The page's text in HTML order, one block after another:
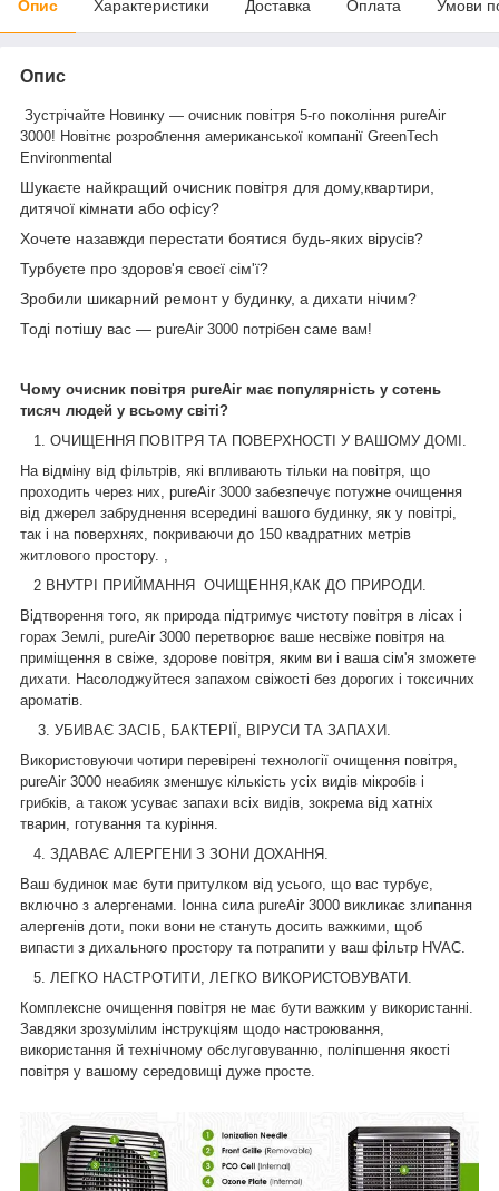
Опис Характеристики Доставка Оплата Умови
Опис
Зустрічайте Новинку — очисник повітря 5-го покоління pureAir
3000! Новітнє розроблення американської компанії GreenTech
Environmental
Шукаєте найкращий очисник повітря для дому,квартири,
дитячої кімнати або офісу?
Хочете назавжди перестати боятися будь-яких вірусів?
Турбуєте про здоров'я своєї сім'ї?
Зробили шикарний ремонт у будинку, а дихати нічим?
Тоді потішу вас — pureAir 3000 потрібен саме вам!
Чому очисник повітря pureAir має популярність у сотень
тисяч людей у всьому світі?
1. ОЧИЩЕННЯ ПОВІТРЯ ТА ПОВЕРХНОСТІ У ВАШОМУ ДОМІ.
На відміну від фільтрів, які впливають тільки на повітря, що
проходить через них, pureAir 3000 забезпечує потужне очищення
від джерел забруднення всередині вашого будинку, як у повітрі,
так і на поверхнях, покриваючи до 150 квадратних метрів
житлового простору. ,
2 ВНУТРІ ПРИЙМАННЯ ОЧИЩЕННЯ,КАК ДО ПРИРОДИ.
Відтворення того, як природа підтримує чистоту повітря в лісах і
горах Землі, pureAir 3000 перетворює ваше несвіже повітря на
приміщення в свіже, здорове повітря, яким ви і ваша сім'я зможете
дихати. Насолоджуйтеся запахом свіжості без дорогих і токсичних
ароматів.
3. УБИВАЄ ЗАСІБ, БАКТЕРІЇ, ВІРУСИ ТА ЗАПАХИ.
Використовуючи чотири перевірені технології очищення повітря,
pureAir 3000 неабияк зменшує кількість усіх видів мікробів і
грибків, а також усуває запахи всіх видів, зокрема від хатніх
тварин, готування та куріння.
4. ЗДАВАЄ АЛЕРГЕНИ З ЗОНИ ДОХАННЯ.
Ваш будинок має бути притулком від усього, що вас турбує,
включно з алергенами. Іонна сила pureAir 3000 викликає злипання
алергенів доти, поки вони не стануть досить важкими, щоб
випасти з дихального простору та потрапити у ваш фільтр HVAC.
5. ЛЕГКО НАСТРОТИТИ, ЛЕГКО ВИКОРИСТОВУВАТИ.
Комплексне очищення повітря не має бути важким у використанні.
Завдяки зрозумілим інструкціям щодо настроювання,
використання й технічному обслуговуванню, поліпшення якості
повітря у вашому середовищі дуже просте.